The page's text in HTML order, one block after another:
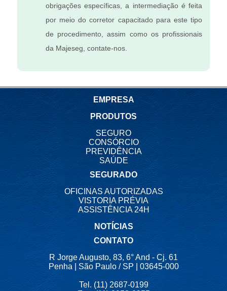
obrigações específicas, a intermediação é feita
por meio do corretor capacitado para este tipo
de procedimento, assim como os profissionais
da Majeseg, contate-nos.
EMPRESA
PRODUTOS
SEGURO
CONSÓRCIO
PREVIDÊNCIA
SAÚDE
SEGURADO
OFICINAS AUTORIZADAS
VISTORIA PRÉVIA
ASSISTÊNCIA 24H
NOTÍCIAS
CONTATO
R Jorge Augusto, 83, 6° And - Cj. 61
Penha | São Paulo / SP | 03645-000
Tel. (11) 2687-0199